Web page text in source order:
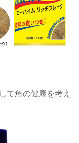
て魚の健康を考え